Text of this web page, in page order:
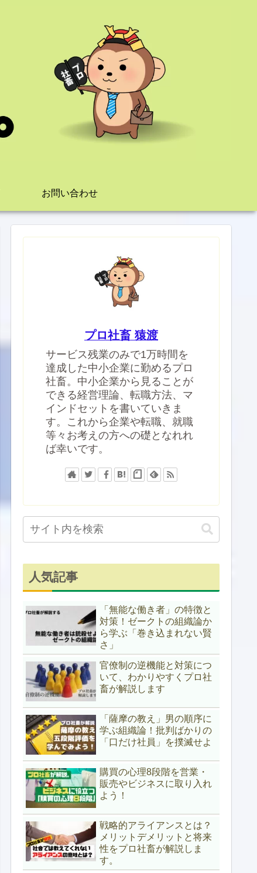
お問い合わせ
プロ社畜 猿渡
サービス残業のみで1万時間を
達成した中小企業に勤めるプロ
社畜。中小企業から見ることが
できる経営理論、転職方法、マ
インドセットを書いていきま
す。これから企業や転職、就職
等々お考えの方への礎となれれ
ば幸いです。
人気記事
「無能な働き者」の特徴と
対策！ゼークトの組織論か
ら学ぶ「巻き込まれない賢
さ」
官僚制の逆機能と対策につ
いて、わかりやすくプロ社
畜が解説します
「薩摩の教え」男の順序に
学ぶ組織論！批判ばかりの
「口だけ社員」を撲滅せよ
購買の心理8段階を営業・
販売やビジネスに取り入れ
よう！
戦略的アライアンスとは？
メリットデメリットと将来
性をプロ社畜が解説しま
す。